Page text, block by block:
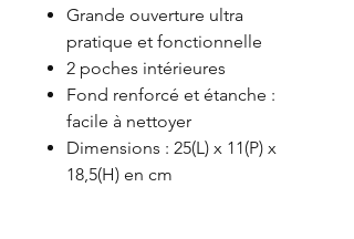
Grande ouverture ultra
pratique et fonctionnelle
2 poches intérieures
Fond renforcé et étanche :
facile à nettoyer
Dimensions : 25(L) x 11(P) x
18,5(H) en cm